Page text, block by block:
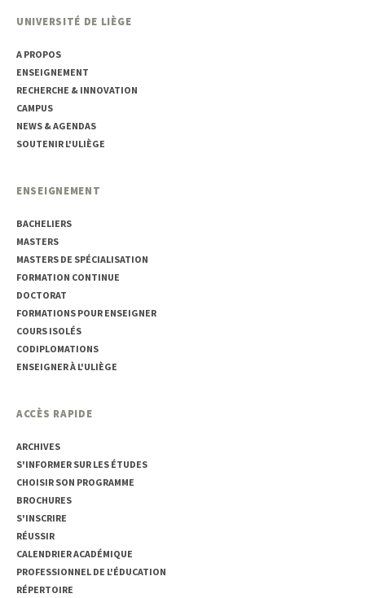
UNIVERSITÉ DE LIÈGE
A PROPOS
ENSEIGNEMENT
RECHERCHE & INNOVATION
CAMPUS
NEWS & AGENDAS
SOUTENIR L'ULIÈGE
ENSEIGNEMENT
BACHELIERS
MASTERS
MASTERS DE SPÉCIALISATION
FORMATION CONTINUE
DOCTORAT
FORMATIONS POUR ENSEIGNER
COURS ISOLÉS
CODIPLOMATIONS
ENSEIGNER À L'ULIÈGE
ACCÈS RAPIDE
ARCHIVES
S'INFORMER SUR LES ÉTUDES
CHOISIR SON PROGRAMME
BROCHURES
S'INSCRIRE
RÉUSSIR
CALENDRIER ACADÉMIQUE
PROFESSIONNEL DE L'ÉDUCATION
RÉPERTOIRE